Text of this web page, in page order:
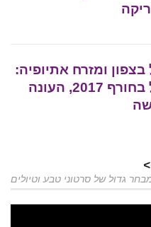
בצפון ומזרח אתיופיה:
טיול בחורף 2017, העונה
גדול של סרטוני טבע וטיולים